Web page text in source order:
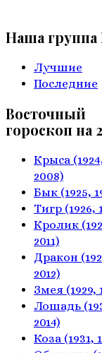
Наша группа
Лучшие
Последние
Восточный
гороскоп на
Крыса
2008)
Бык (1925,
Тигр (1926,
Кролик
2011)
Дракон
2012)
Змея (1929,
Лошадь
2014)
Коза (1931,